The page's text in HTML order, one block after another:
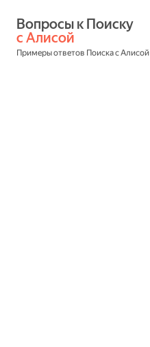
с Алисой
Примеры ответов Поиска с Алисой